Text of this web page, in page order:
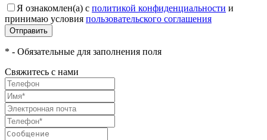
Я ознакомлен(а) с политикой конфиденциальности и
принимаю условия пользовательского соглашения
Отправить
* - Обязательные для заполнения поля
Свяжитесь с нами